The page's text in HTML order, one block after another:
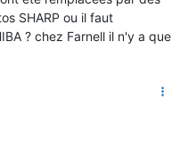
SHARP ou il faut
? chez Farnell il n'y a que